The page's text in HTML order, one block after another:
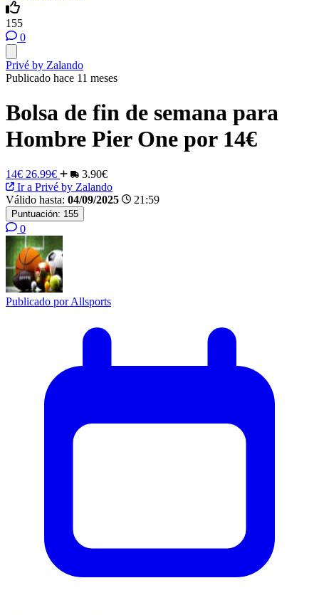
155
0
Privé by Zalando
Publicado hace 11 meses
Bolsa de fin de semana para
Hombre Pier One por 14€
14€ 26.99€
3.90€
Ir a Privé by Zalando
Válido hasta: 04/09/2025 21:59
Puntuación: 155
0
Publicado porAllsports